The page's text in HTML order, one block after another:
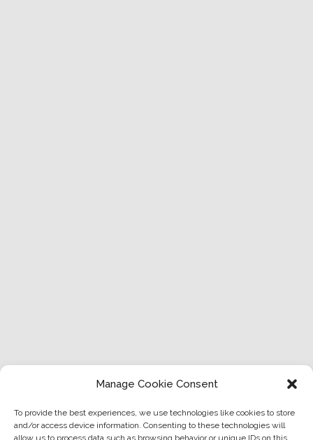
Manage Cookie Consent
To provide the best experiences, we use technologies like cookies to store
and/or access device information. Consenting to these technologies will
allow us to process data such as browsing behavior or unique IDs on this